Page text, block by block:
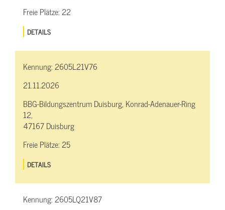
Freie Plätze:22
DETAILS
Kennung:2605L21V76
21.11.2026
BBG-Bildungszentrum Duisburg, Konrad-Adenauer-Ring
12,
47167 Duisburg
Freie Plätze:25
DETAILS
Kennung:2605LQ21V87